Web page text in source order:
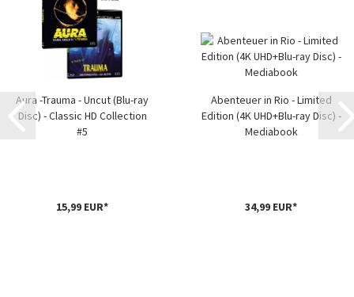
Aura -Trauma - Uncut (Blu-ray
Disc) - Classic HD Collection
#5
15,99 EUR*
Abenteuer in Rio - Limited
Edition (4K UHD+Blu-ray Disc) -
Mediabook
34,99 EUR*